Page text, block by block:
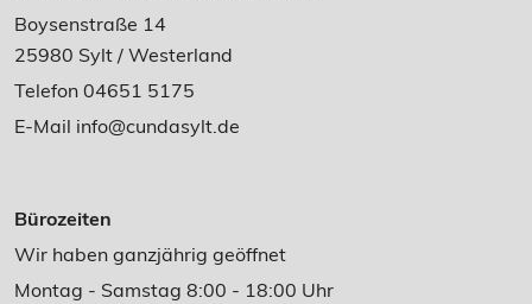
Boysenstraße 14
25980 Sylt / Westerland
Telefon 04651 5175
E-Mail info@cundasylt.de
Bürozeiten
Wir haben ganzjährig geöffnet
Montag - Samstag 8:00 - 18:00 Uhr